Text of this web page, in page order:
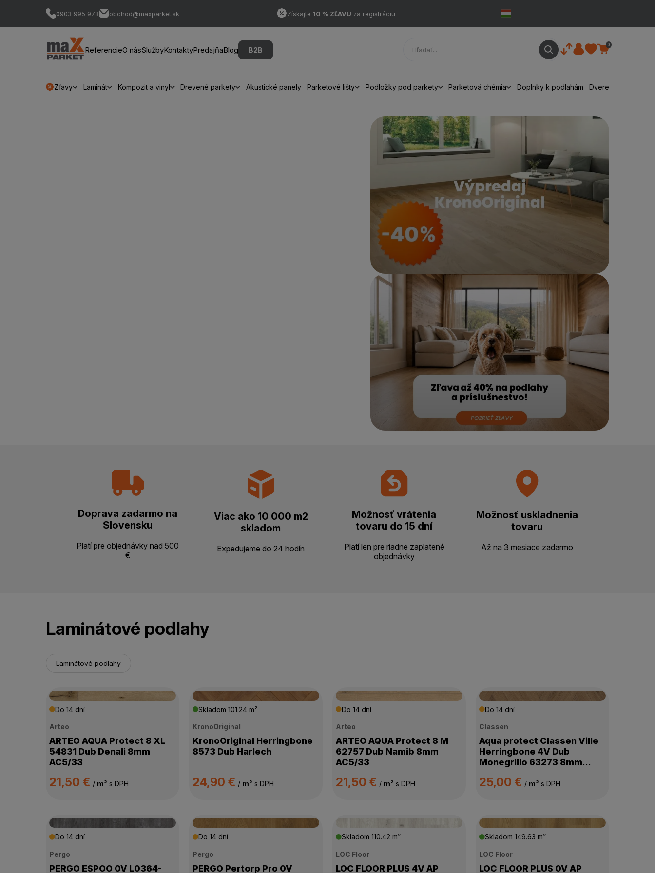
0903 995 978 obchod@maxparket.sk Získajte 10 % ZĽAVU za registráciu
ReferencieO násSlužbyKontaktyPredajňaBlog B2B
0
Zľavy Laminát Kompozit a vinyl Drevené parkety Akustické panely Parketové lišty Podložky pod parkety Parketová chémia Doplnky k podlahám Dvere
Doprava zadarmo na
Slovensku
Platí pre objednávky nad 500
€
Viac ako 10 000 m2
skladom
Expedujeme do 24 hodín
Možnosť vrátenia
tovaru do 15 dní
Platí len pre riadne zaplatené
objednávky
Možnosť uskladnenia
tovaru
Až na 3 mesiace zadarmo
Laminátové podlahy
Laminátové podlahy
Do 14 dní
Arteo
ARTEO AQUA Protect 8 XL
54831 Dub Denali 8mm
AC5/33
21,50 € / m² s DPH
Skladom101.24 m²
KronoOriginal
KronoOriginal Herringbone
8573 Dub Harlech
24,90 € / m² s DPH
Do 14 dní
Arteo
ARTEO AQUA Protect 8 M
62757 Dub Namib 8mm
AC5/33
21,50 € / m² s DPH
Do 14 dní
Classen
Aqua protect Classen Ville
Herringbone 4V Dub
Monegrillo 63273 8mm
25,00 € / m² s DPH
Do 14 dní
Pergo
PERGO ESPOO 0V L0364-
Do 14 dní
Pergo
PERGO Pertorp Pro 0V
Skladom 110.42 m²
LOC Floor
LOC FLOOR PLUS 4V AP
Skladom 149.63 m²
LOC Floor
LOC FLOOR PLUS 0V AP